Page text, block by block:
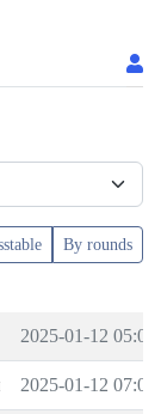
By rounds
2025-01-12 05:00
2025-01-12 07:00